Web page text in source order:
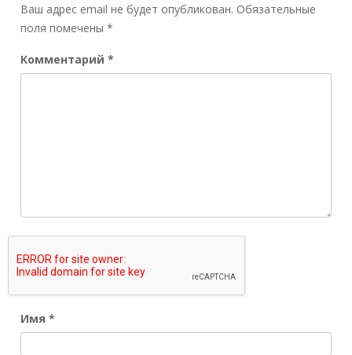
Ваш адрес email не будет опубликован. Обязательные
поля помечены *
Комментарий *
Имя *